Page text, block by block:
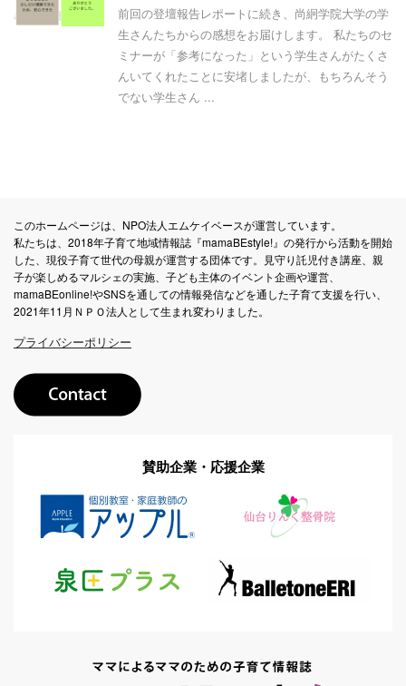
前回の登壇報告レポートに続き、尚絅学院大学の学
生さんたちからの感想をお届けします。 私たちのセ
ミナーが「参考になった」という学生さんがたくさ
んいてくれたことに安堵しましたが、もちろんそう
でない学生さん ...
このホームページは、NPO法人エムケイベースが運営しています。
私たちは、2018年子育て地域情報誌『mamaBEstyle!』の発行から活動を開始
した、現役子育て世代の母親が運営する団体です。見守り託児付き講座、親
子が楽しめるマルシェの実施、子ども主体のイベント企画や運営、
mamaBEonline!やSNSを通しての情報発信などを通した子育て支援を行い、
2021年11月ＮＰＯ法人として生まれ変わりました。
プライバシーポリシー
賛助企業・応援企業